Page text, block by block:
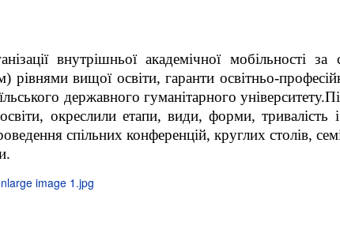
внутрішньої академічної мобільності
рівнями вищої освіти, гаранти освітньо-
державного гуманітарного університету.
окреслили етапи, види, форми,
спільних конференцій, круглих столів,